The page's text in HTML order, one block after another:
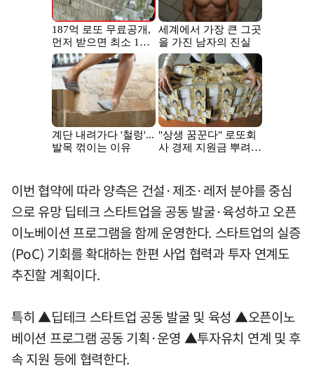
이번 협약에 따라 양측은 건설·제조·레저 분야를 중심
으로 유망 딥테크 스타트업을 공동 발굴·육성하고 오픈
이노베이션 프로그램을 함께 운영한다. 스타트업의 실증
(PoC) 기회를 확대하는 한편 사업 협력과 투자 연계도
추진할 계획이다.
특히 ▲딥테크 스타트업 공동 발굴 및 육성 ▲오픈이노
베이션 프로그램 공동 기획·운영 ▲투자유치 연계 및 후
속 지원 등에 협력한다.